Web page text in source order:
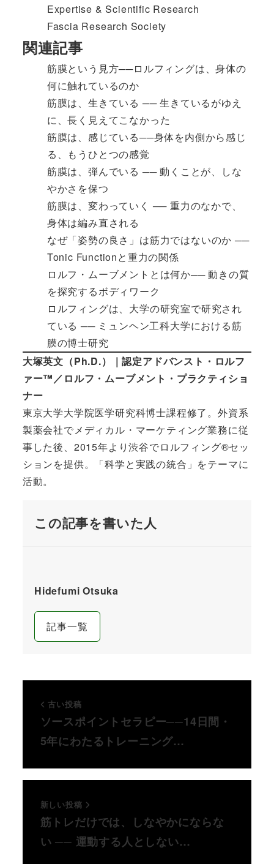
Expertise & Scientific Research
Fascia Research Society
関連記事
筋膜という見方──ロルフィングは、身体の
何に触れているのか
筋膜は、生きている ── 生きているがゆえ
に、長く見えてこなかった
筋膜は、感じている──身体を内側から感じ
る、もうひとつの感覚
筋膜は、弾んでいる ── 動くことが、しな
やかさを保つ
筋膜は、変わっていく ── 重力のなかで、
身体は編み直される
なぜ「姿勢の良さ」は筋力ではないのか ──
Tonic Functionと重力の関係
ロルフ・ムーブメントとは何か── 動きの質
を探究するボディワーク
ロルフィングは、大学の研究室で研究され
ている ── ミュンヘン工科大学における筋
膜の博士研究
大塚英文（Ph.D.）｜認定アドバンスト・ロルフ
ァー™／ロルフ・ムーブメント・プラクティショ
ナー
東京大学大学院医学研究科博士課程修了。外資系
製薬会社でメディカル・マーケティング業務に従
事した後、2015年より渋谷でロルフィング®セッ
ションを提供。「科学と実践の統合」をテーマに
活動。
この記事を書いた人
Hidefumi Otsuka
記事一覧
古い投稿
ソースポイントセラピー──14日間・
5年にわたるトレーニング…
新しい投稿
筋トレだけでは、しなやかにならな
い ── 運動する人としない…